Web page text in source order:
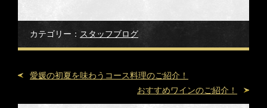
カテゴリー： スタッフブログ
愛媛の初夏を味わうコース料理のご紹介！
おすすめワインのご紹介！